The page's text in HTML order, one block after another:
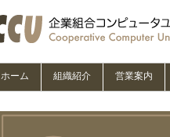
ホーム 組織紹介 営業案内